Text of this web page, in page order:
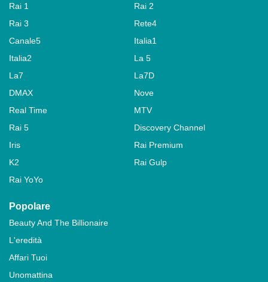
Rai 1
Rai 2
Rai 3
Rete4
Canale5
Italia1
Italia2
La 5
La7
La7D
DMAX
Nove
Real Time
MTV
Rai 5
Discovery Channel
Iris
Rai Premium
K2
Rai Gulp
Rai YoYo
Popolare
Beauty And The Billionaire
L'eredità
Affari Tuoi
Unomattina